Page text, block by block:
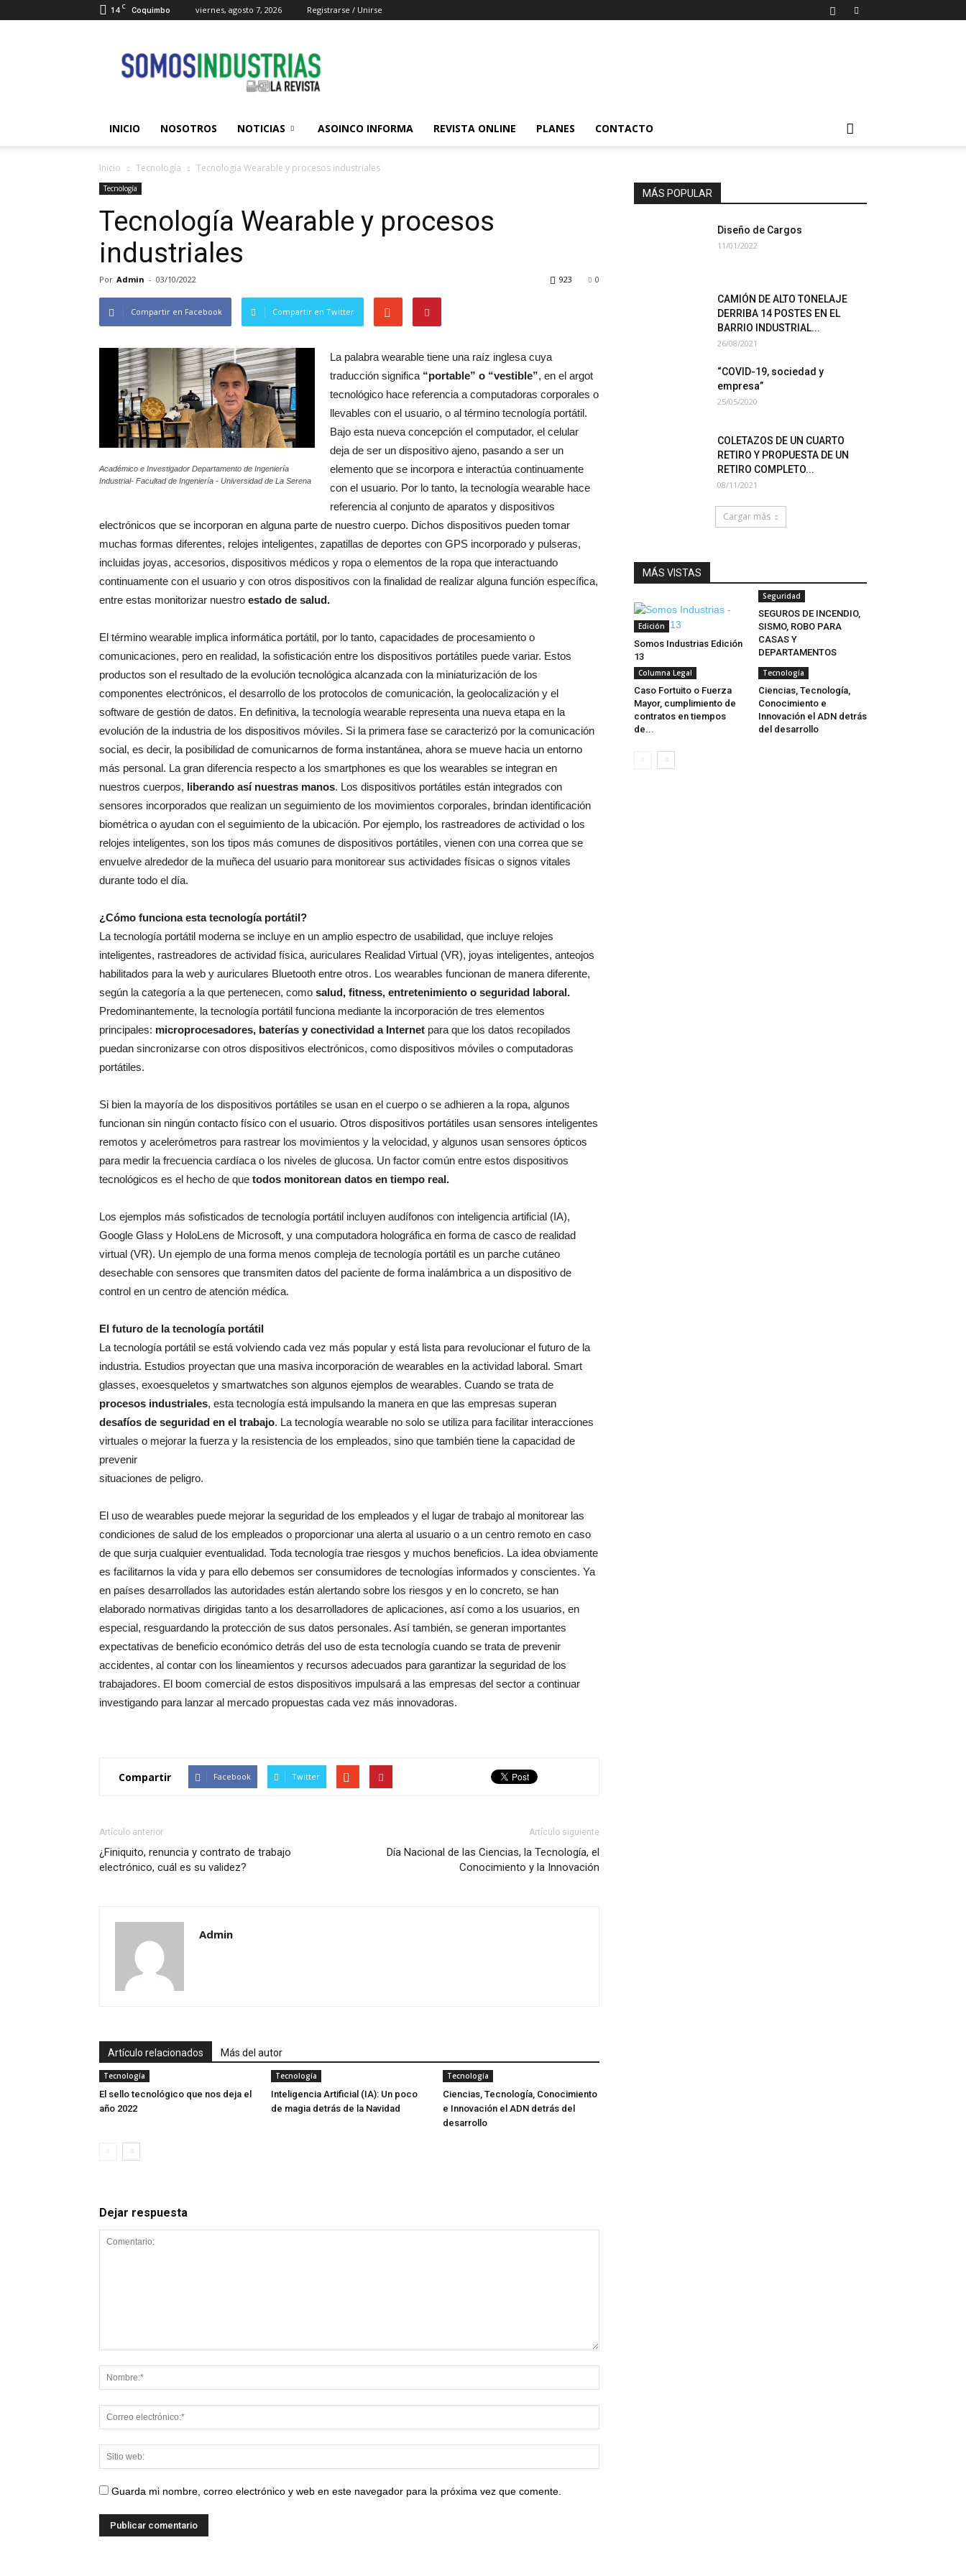
14 C Coquimbo viernes, agosto 7, 2026 Registrarse / Unirse
Industrias
INICIO NOSOTROS NOTICIAS ASOINCO INFORMA REVISTA ONLINE PLANES CONTACTO
Inicio Tecnología Tecnología Wearable y procesos industriales
Tecnología
Tecnología Wearable y procesos
industriales
Por Admin - 03/10/2022 0
923
Compartir en Facebook Compartir en Twitter
Académico e Investigador Departamento de Ingeniería
Industrial- Facultad de Ingeniería - Universidad de La Serena
La palabra wearable tiene una raíz inglesa cuya
traducción significa “portable” o “vestible”, en el argot
tecnológico hace referencia a computadoras corporales o
llevables con el usuario, o al término tecnología portátil.
Bajo esta nueva concepción el computador, el celular
deja de ser un dispositivo ajeno, pasando a ser un
elemento que se incorpora e interactúa continuamente
con el usuario. Por lo tanto, la tecnología wearable hace
referencia al conjunto de aparatos y dispositivos
electrónicos que se incorporan en alguna parte de nuestro cuerpo. Dichos dispositivos pueden tomar
muchas formas diferentes, relojes inteligentes, zapatillas de deportes con GPS incorporado y pulseras,
incluidas joyas, accesorios, dispositivos médicos y ropa o elementos de la ropa que interactuando
continuamente con el usuario y con otros dispositivos con la finalidad de realizar alguna función específica,
entre estas monitorizar nuestro estado de salud.
El término wearable implica informática portátil, por lo tanto, capacidades de procesamiento o
comunicaciones, pero en realidad, la sofisticación entre los dispositivos portátiles puede variar. Estos
productos son el resultado de la evolución tecnológica alcanzada con la miniaturización de los
componentes electrónicos, el desarrollo de los protocolos de comunicación, la geolocalización y el
software de gestión de datos. En definitiva, la tecnología wearable representa una nueva etapa en la
evolución de la industria de los dispositivos móviles. Si la primera fase se caracterizó por la comunicación
social, es decir, la posibilidad de comunicarnos de forma instantánea, ahora se mueve hacia un entorno
más personal. La gran diferencia respecto a los smartphones es que los wearables se integran en
nuestros cuerpos, liberando así nuestras manos. Los dispositivos portátiles están integrados con
sensores incorporados que realizan un seguimiento de los movimientos corporales, brindan identificación
biométrica o ayudan con el seguimiento de la ubicación. Por ejemplo, los rastreadores de actividad o los
relojes inteligentes, son los tipos más comunes de dispositivos portátiles, vienen con una correa que se
envuelve alrededor de la muñeca del usuario para monitorear sus actividades físicas o signos vitales
durante todo el día.
¿Cómo funciona esta tecnología portátil?
La tecnología portátil moderna se incluye en un amplio espectro de usabilidad, que incluye relojes
inteligentes, rastreadores de actividad física, auriculares Realidad Virtual (VR), joyas inteligentes, anteojos
habilitados para la web y auriculares Bluetooth entre otros. Los wearables funcionan de manera diferente,
según la categoría a la que pertenecen, como salud, fitness, entretenimiento o seguridad laboral.
Predominantemente, la tecnología portátil funciona mediante la incorporación de tres elementos
principales: microprocesadores, baterías y conectividad a Internet para que los datos recopilados
puedan sincronizarse con otros dispositivos electrónicos, como dispositivos móviles o computadoras
portátiles.
Si bien la mayoría de los dispositivos portátiles se usan en el cuerpo o se adhieren a la ropa, algunos
funcionan sin ningún contacto físico con el usuario. Otros dispositivos portátiles usan sensores inteligentes
remotos y acelerómetros para rastrear los movimientos y la velocidad, y algunos usan sensores ópticos
para medir la frecuencia cardíaca o los niveles de glucosa. Un factor común entre estos dispositivos
tecnológicos es el hecho de que todos monitorean datos en tiempo real.
Los ejemplos más sofisticados de tecnología portátil incluyen audífonos con inteligencia artificial (IA),
Google Glass y HoloLens de Microsoft, y una computadora holográfica en forma de casco de realidad
virtual (VR). Un ejemplo de una forma menos compleja de tecnología portátil es un parche cutáneo
desechable con sensores que transmiten datos del paciente de forma inalámbrica a un dispositivo de
control en un centro de atención médica.
El futuro de la tecnología portátil
La tecnología portátil se está volviendo cada vez más popular y está lista para revolucionar el futuro de la
industria. Estudios proyectan que una masiva incorporación de wearables en la actividad laboral. Smart
glasses, exoesqueletos y smartwatches son algunos ejemplos de wearables. Cuando se trata de
procesos industriales, esta tecnología está impulsando la manera en que las empresas superan
desafíos de seguridad en el trabajo. La tecnología wearable no solo se utiliza para facilitar interacciones
virtuales o mejorar la fuerza y la resistencia de los empleados, sino que también tiene la capacidad de
prevenir
situaciones de peligro.
El uso de wearables puede mejorar la seguridad de los empleados y el lugar de trabajo al monitorear las
condiciones de salud de los empleados o proporcionar una alerta al usuario o a un centro remoto en caso
de que surja cualquier eventualidad. Toda tecnología trae riesgos y muchos beneficios. La idea obviamente
es facilitarnos la vida y para ello debemos ser consumidores de tecnologías informados y conscientes. Ya
en países desarrollados las autoridades están alertando sobre los riesgos y en lo concreto, se han
elaborado normativas dirigidas tanto a los desarrolladores de aplicaciones, así como a los usuarios, en
especial, resguardando la protección de sus datos personales. Así también, se generan importantes
expectativas de beneficio económico detrás del uso de esta tecnología cuando se trata de prevenir
accidentes, al contar con los lineamientos y recursos adecuados para garantizar la seguridad de los
trabajadores. El boom comercial de estos dispositivos impulsará a las empresas del sector a continuar
investigando para lanzar al mercado propuestas cada vez más innovadoras.
Compartir Facebook Twitter
Artículo anterior
¿Finiquito, renuncia y contrato de trabajo
electrónico, cuál es su validez?
Artículo siguiente
Día Nacional de las Ciencias, la Tecnología, el
Conocimiento y la Innovación
Admin
Artículo relacionados Más del autor
Tecnología
El sello tecnológico que nos deja el
año 2022
Tecnología
Inteligencia Artificial (IA): Un poco
de magia detrás de la Navidad
Tecnología
Ciencias, Tecnología, Conocimiento
e Innovación el ADN detrás del
desarrollo
Dejar respuesta
Guarda mi nombre, correo electrónico y web en este navegador para la próxima vez que comente.
MÁS POPULAR
Diseño de Cargos
11/01/2022
CAMIÓN DE ALTO TONELAJE
DERRIBA 14 POSTES EN EL
BARRIO INDUSTRIAL...
26/08/2021
“COVID-19, sociedad y
empresa”
25/05/2020
COLETAZOS DE UN CUARTO
RETIRO Y PROPUESTA DE UN
RETIRO COMPLETO...
08/11/2021
Cargar más
MÁS VISTAS
Edición
Somos Industrias Edición
13
Seguridad
SEGUROS DE INCENDIO,
SISMO, ROBO PARA
CASAS Y
DEPARTAMENTOS
Columna Legal
Caso Fortuito o Fuerza
Mayor, cumplimiento de
contratos en tiempos
de...
Tecnología
Ciencias, Tecnología,
Conocimiento e
Innovación el ADN detrás
del desarrollo